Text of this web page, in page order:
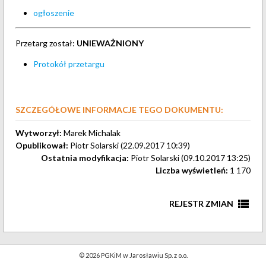
ogłoszenie
Przetarg został: UNIEWAŻNIONY
Protokół przetargu
SZCZEGÓŁOWE INFORMACJE TEGO DOKUMENTU:
Wytworzył: Marek Michalak
Opublikował: Piotr Solarski (22.09.2017 10:39)
Ostatnia modyfikacja: Piotr Solarski (09.10.2017 13:25)
Liczba wyświetleń: 1 170
REJESTR ZMIAN view_list
Aktualizacja treści.
9 października 2017© 2026 PGKiM w Jarosławiu Sp. z o.o.